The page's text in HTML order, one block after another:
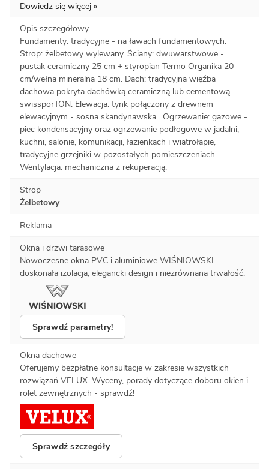
Dowiedz się więcej »
Opis szczegółowy
Fundamenty: tradycyjne - na ławach fundamentowych.
Strop: żelbetowy wylewany. Ściany: dwuwarstwowe -
pustak ceramiczny 25 cm + styropian Termo Organika 20
cm/wełna mineralna 18 cm. Dach: tradycyjna więźba
dachowa pokryta dachówką ceramiczną lub cementową
swissporTON. Elewacja: tynk połączony z drewnem
elewacyjnym - sosna skandynawska . Ogrzewanie: gazowe -
piec kondensacyjny oraz ogrzewanie podłogowe w jadalni,
kuchni, salonie, komunikacji, łazienkach i wiatrołapie,
tradycyjne grzejniki w pozostałych pomieszczeniach.
Wentylacja: mechaniczna z rekuperacją.
Strop
Żelbetowy
Reklama
Okna i drzwi tarasowe
Nowoczesne okna PVC i aluminiowe WIŚNIOWSKI –
doskonała izolacja, elegancki design i niezrównana trwałość.
Sprawdź parametry!
Okna dachowe
Oferujemy bezpłatne konsultacje w zakresie wszystkich
rozwiązań VELUX. Wyceny, porady dotyczące doboru okien i
rolet zewnętrznych - sprawdź!
Sprawdź szczegóły